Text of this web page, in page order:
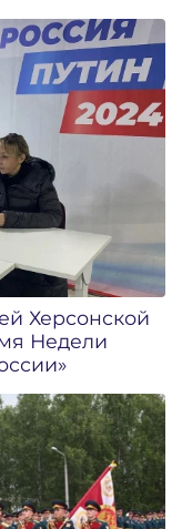
Херсонской
Недели